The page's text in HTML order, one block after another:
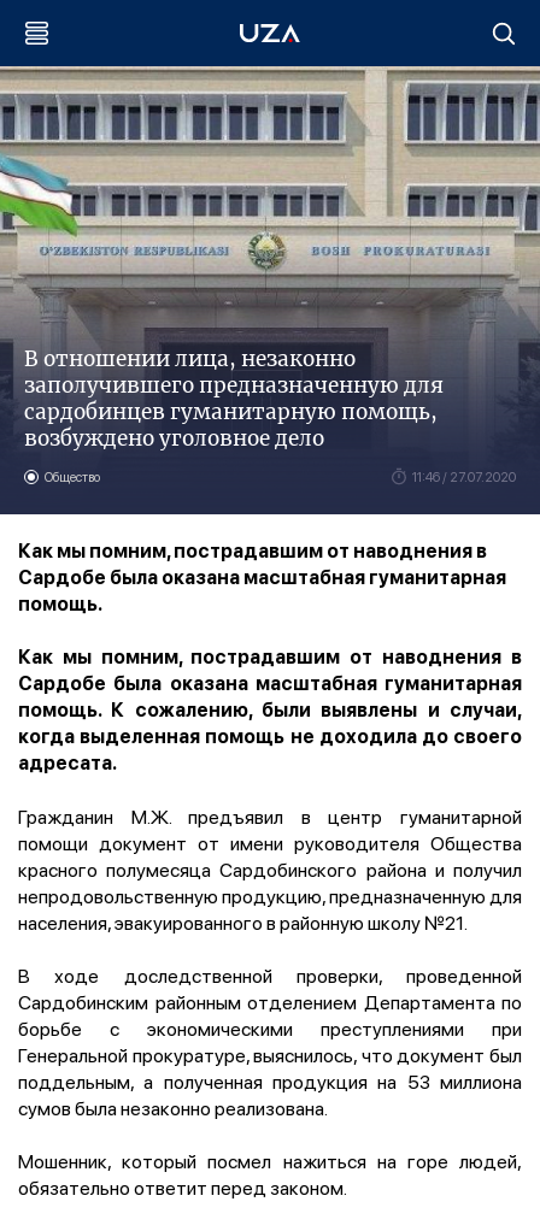
В отношении лица, незаконно
заполучившего предназначенную для
сардобинцев гуманитарную помощь,
возбуждено уголовное дело
Общество 11:46 / 27.07.2020
Как мы помним, пострадавшим от наводнения в
Сардобе была оказана масштабная гуманитарная
помощь.
Как мы помним, пострадавшим от наводнения в
Сардобе была оказана масштабная гуманитарная
помощь. К сожалению, были выявлены и случаи,
когда выделенная помощь не доходила до своего
адресата.
Гражданин М.Ж. предъявил в центр гуманитарной
помощи документ от имени руководителя Общества
красного полумесяца Сардобинского района и получил
непродовольственную продукцию, предназначенную для
населения, эвакуированного в районную школу №21.
В ходе доследственной проверки, проведенной
Сардобинским районным отделением Департамента по
борьбе с экономическими преступлениями при
Генеральной прокуратуре, выяснилось, что документ был
поддельным, а полученная продукция на 53 миллиона
сумов была незаконно реализована.
Мошенник, который посмел нажиться на горе людей,
обязательно ответит перед законом.